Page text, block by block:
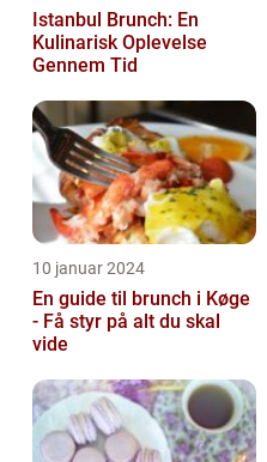
Istanbul Brunch: En
Kulinarisk Oplevelse
Gennem Tid
10 januar 2024
En guide til brunch i Køge
- Få styr på alt du skal
vide